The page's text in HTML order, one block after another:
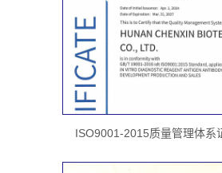
ISO9001-2015质量管理体系